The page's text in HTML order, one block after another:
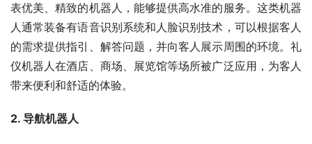
表优美、精致的机器人，能够提供高水准的服务。这类机器
人通常装备有语音识别系统和人脸识别技术，可以根据客人
的需求提供指引、解答问题，并向客人展示周围的环境。礼
仪机器人在酒店、商场、展览馆等场所被广泛应用，为客人
带来便利和舒适的体验。
2. 导航机器人